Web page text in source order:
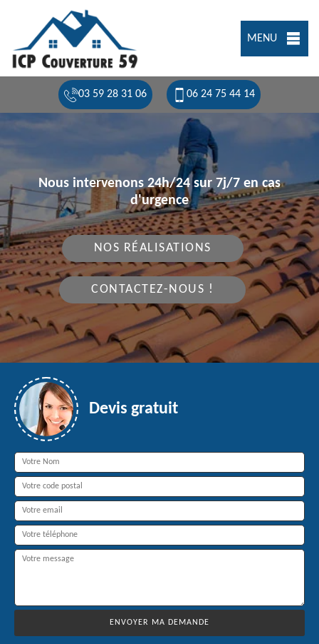
MENU
03 59 28 31 06 06 24 75 44 14
Nous intervenons 24h/24 sur 7j/7 en cas
d'urgence
NOS RÉALISATIONS
CONTACTEZ-NOUS !
Devis gratuit